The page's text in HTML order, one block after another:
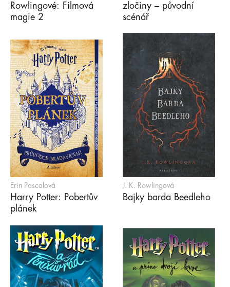
Rowlingové: Filmová
magie 2
zločiny – původní
scénář
Erin Pascalová
Harry Potter: Pobertův
plánek
J. K. Rowlingová
Bajky barda Beedleho